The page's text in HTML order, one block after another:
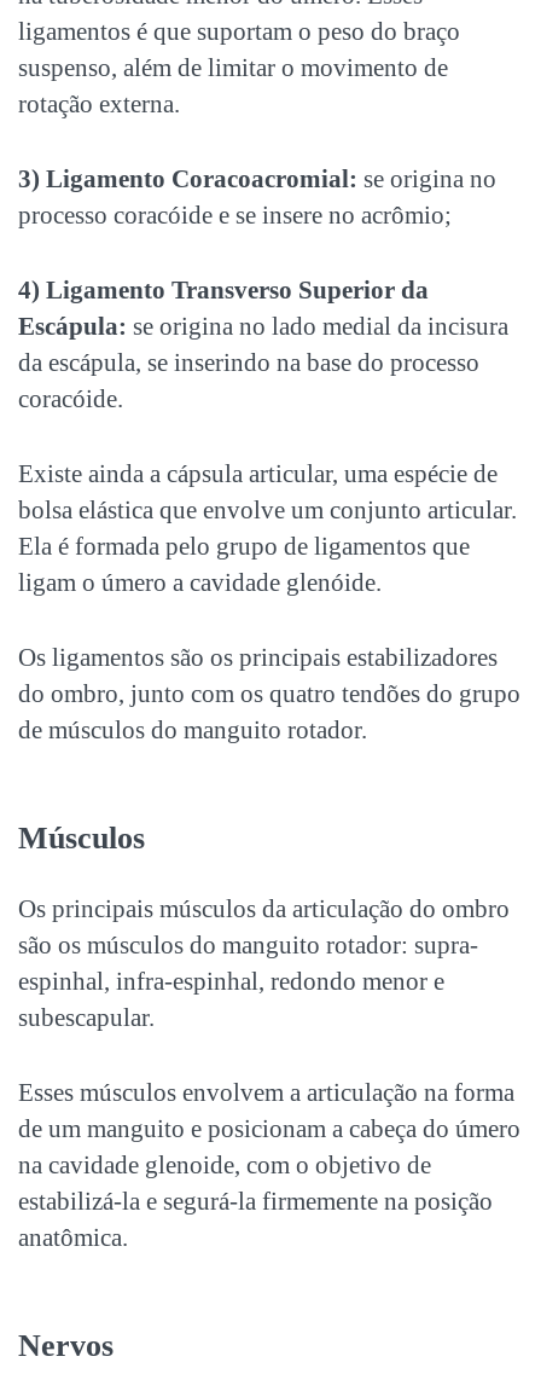
ligamentos é que suportam o peso do braço
suspenso, além de limitar o movimento de
rotação externa.
3) Ligamento Coracoacromial: se origina no
processo coracóide e se insere no acrômio;
4) Ligamento Transverso Superior da
Escápula: se origina no lado medial da incisura
da escápula, se inserindo na base do processo
coracóide.
Existe ainda a cápsula articular, uma espécie de
bolsa elástica que envolve um conjunto articular.
Ela é formada pelo grupo de ligamentos que
ligam o úmero a cavidade glenóide.
Os ligamentos são os principais estabilizadores
do ombro, junto com os quatro tendões do grupo
de músculos do manguito rotador.
Músculos
Os principais músculos da articulação do ombro
são os músculos do manguito rotador: supra-
espinhal, infra-espinhal, redondo menor e
subescapular.
Esses músculos envolvem a articulação na forma
de um manguito e posicionam a cabeça do úmero
na cavidade glenoide, com o objetivo de
estabilizá-la e segurá-la firmemente na posição
anatômica.
Nervos